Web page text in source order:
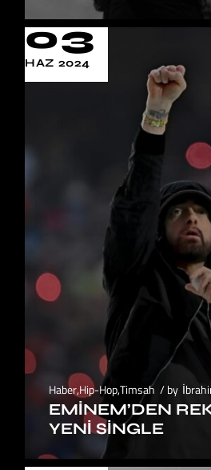
03
HAZ 2024
Haber,Hip-Hop,Timsah by
EMINEM’DEN
YENI SINGLE